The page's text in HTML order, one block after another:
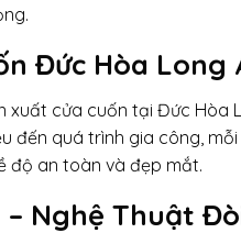
Đức Hòa Long
cửa cuốn tại Đức Hòa
đến quá trình gia công,
độ an toàn và đẹp mắt.
Nghệ Thuật